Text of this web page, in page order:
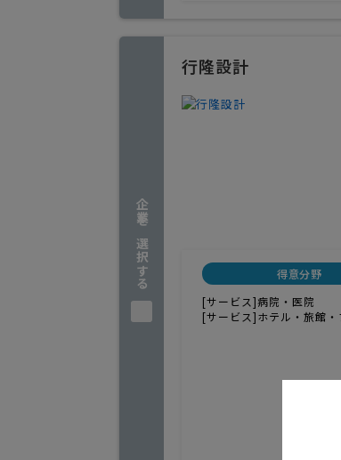
企業を選択する
行隆設計
得意分野
[サービス]病院・医院
[サービス]ホテル・旅館・